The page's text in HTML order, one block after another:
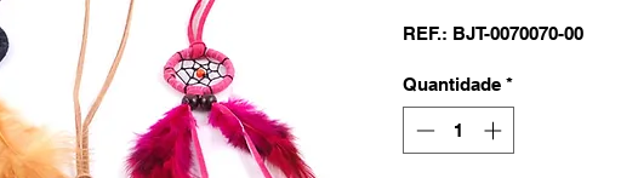
REF.: BJT-0070070-00
Quantidade *